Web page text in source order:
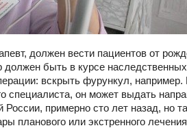
должен вести пациентов от
быть в курсе
вскрыть фурункул,
специалиста, он может выдать
примерно сто лет назад, но
планового или экстренного